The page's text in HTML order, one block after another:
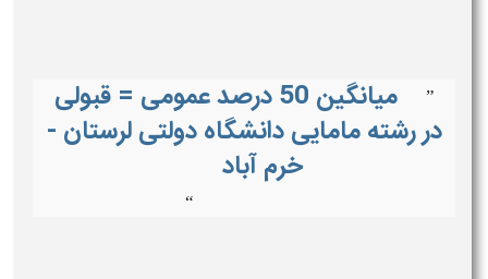
”
میانگین 50 درصد عمومی = قبولی
در رشته مامایی دانشگاه دولتی لرستان -
خرم آباد
“